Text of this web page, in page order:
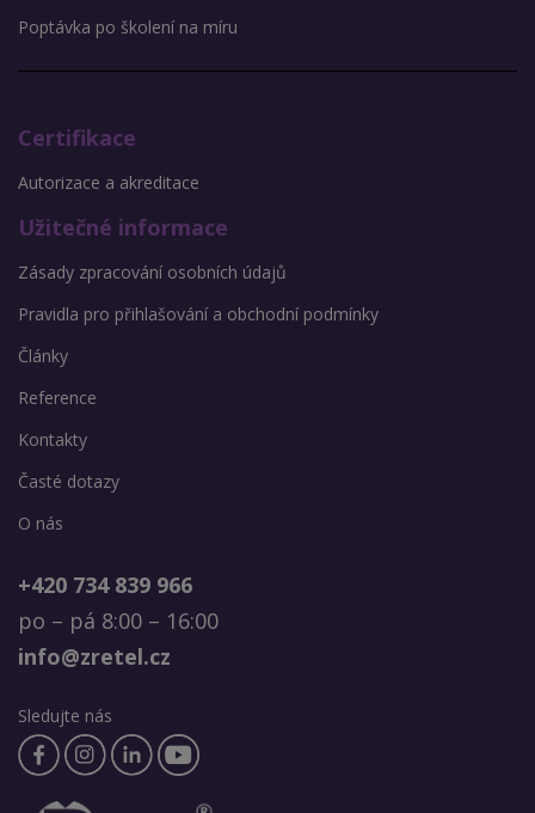
Poptávka po školení na míru
Certifikace
Autorizace a akreditace
Užitečné informace
Zásady zpracování osobních údajů
Pravidla pro přihlašování a obchodní podmínky
Články
Reference
Kontakty
Časté dotazy
O nás
+420 734 839 966
po – pá 8:00 – 16:00
info@zretel.cz
Sledujte nás